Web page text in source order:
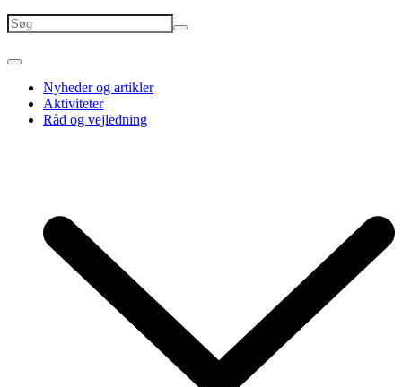
Nyheder og artikler
Aktiviteter
Råd og vejledning